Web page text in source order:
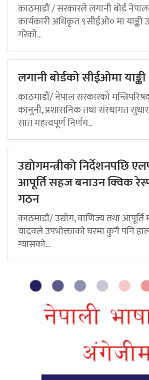
काठमाडौं / सरकारले लगानी बोर्ड
कार्यकारी अधिकृत ९सीईओ० मा याङ्की
गरेको...
लगानी बोर्डको सीईओमा याङ्की
काठमाडौं/ नेपाल सरकारको
कानुनी, प्रशासनिक तथा संस्थागत
सात महत्वपूर्ण निर्णय...
उद्योगमन्त्रीको निर्देशनपछि
आपूर्ति सहज बनाउन क्विक
गठन
काठमाडौं/ उद्योग, वाणिज्य तथा आपूर्ति
यादवले उपभोक्ताको घरमा कुनै पनि
ग्यासको...